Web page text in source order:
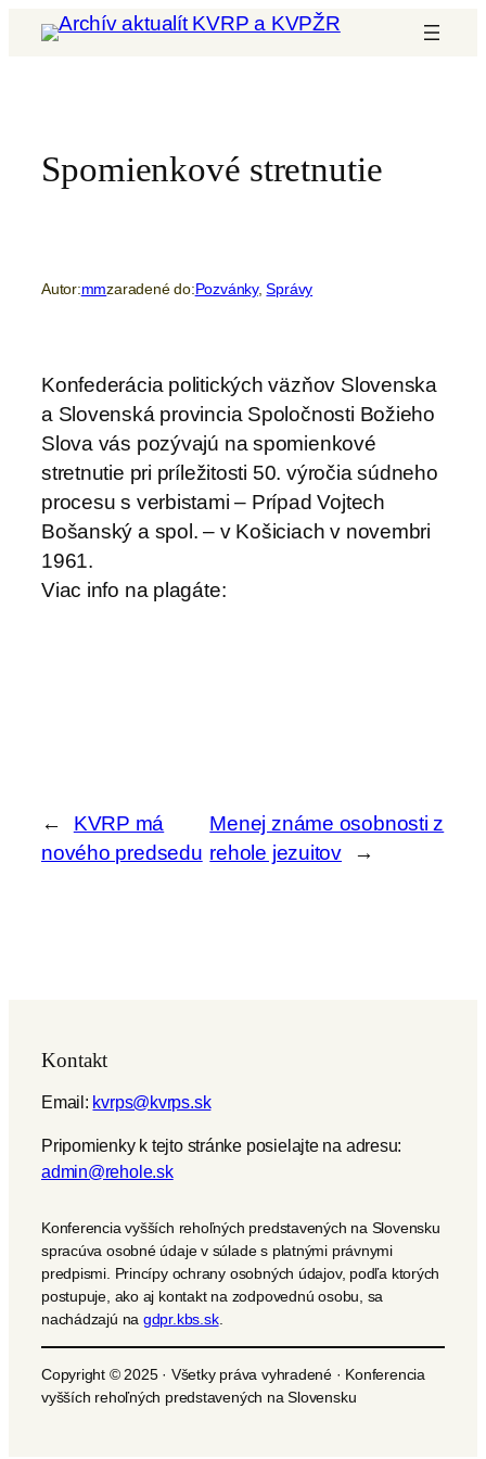
Prejsť
Spomienkové stretnutie
Autor:mmzaradené do:Pozvánky, Správy
Konfederácia politických väzňov Slovenska
a Slovenská provincia Spoločnosti Božieho
Slova vás pozývajú na spomienkové
stretnutie pri príležitosti 50. výročia súdneho
procesu s verbistami – Prípad Vojtech
Bošanský a spol. – v Košiciach v novembri
1961.
Viac info na plagáte:
←
KVRP má
nového predsedu
Menej známe osobnosti z
rehole jezuitov
→
Kontakt
Email: kvrps@kvrps.sk
Pripomienky k tejto stránke posielajte na adresu:
admin@rehole.sk
Konferencia vyšších rehoľných predstavených na Slovensku
spracúva osobné údaje v súlade s platnými právnymi
predpismi. Princípy ochrany osobných údajov, podľa ktorých
postupuje, ako aj kontakt na zodpovednú osobu, sa
nachádzajú na gdpr.kbs.sk.
Copyright © 2025 · Všetky práva vyhradené · Konferencia
vyšších rehoľných predstavených na Slovensku